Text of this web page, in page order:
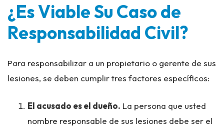
¿Es Viable Su Caso de
Responsabilidad Civil?
Para responsabilizar a un propietario o gerente de sus
lesiones, se deben cumplir tres factores específicos:
El acusado es el dueño. La persona que usted
nombre responsable de sus lesiones debe ser el